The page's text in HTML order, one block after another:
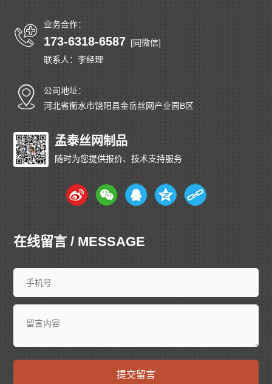
业务合作：
173-6318-6587[同微信]
联系人：李经理
公司地址：
河北省衡水市饶阳县金岳丝网产业园B区
孟泰丝网制品
随时为您提供报价、技术支持服务
在线留言 / MESSAGE
提交留言